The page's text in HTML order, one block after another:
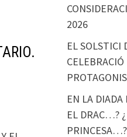
2026
EL SOLSTICI
EN LA
EL DRAC…?